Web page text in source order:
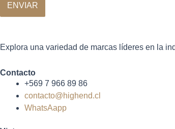
ENVIAR
Explora una variedad de marcas líderes en la
Contacto
+569 7 966 89 86
contacto@highend.cl
WhatsAapp